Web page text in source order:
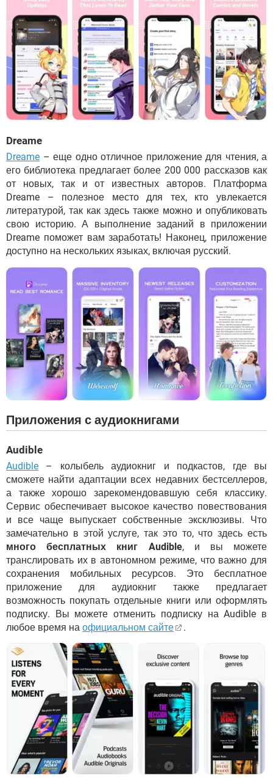
Dreame
Dreame – еще одно отличное приложение для чтения, а
его библиотека предлагает более 200 000 рассказов как
от новых, так и от известных авторов. Платформа
Dreame – полезное место для тех, кто увлекается
литературой, так как здесь также можно и опубликовать
свою историю. А выполнение заданий в приложении
Dreame поможет вам заработать! Наконец, приложение
доступно на нескольких языках, включая русский.
Приложения с аудиокнигами
Audible
Audible – колыбель аудиокниг и подкастов, где вы
сможете найти адаптации всех недавних бестселлеров,
а также хорошо зарекомендовавшую себя классику.
Сервис обеспечивает высокое качество повествования
и все чаще выпускает собственные эксклюзивы. Что
замечательно в этой услуге, так это то, что здесь есть
много бесплатных книг Audible, и вы можете
транслировать их в автономном режиме, что важно для
сохранения мобильных ресурсов. Это бесплатное
приложение для аудиокниг также предлагает
возможность покупать отдельные книги или оформлять
подписку. Вы можете отменить подписку на Audible в
любое время на официальном сайте .